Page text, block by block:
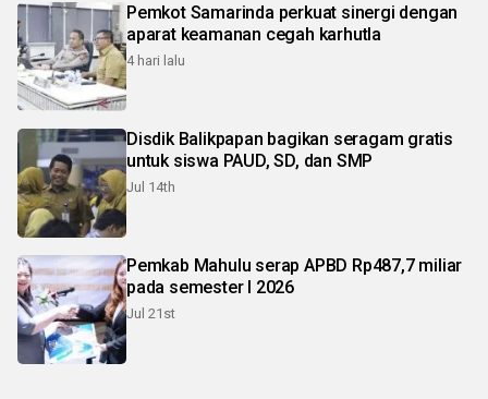
Pemkot Samarinda perkuat sinergi dengan
aparat keamanan cegah karhutla
4 hari lalu
Disdik Balikpapan bagikan seragam gratis
untuk siswa PAUD, SD, dan SMP
Jul 14th
Pemkab Mahulu serap APBD Rp487,7 miliar
pada semester I 2026
Jul 21st